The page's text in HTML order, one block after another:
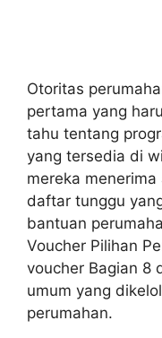
Otoritas
pertama yang
tahu tentang
yang tersedia di
mereka
daftar tunggu
bantuan
Voucher Pilihan
voucher Bagian 8
umum yang
perumahan.